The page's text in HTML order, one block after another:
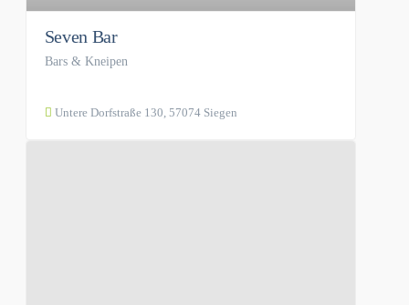
Seven Bar
Bars & Kneipen
Untere Dorfstraße 130, 57074 Siegen